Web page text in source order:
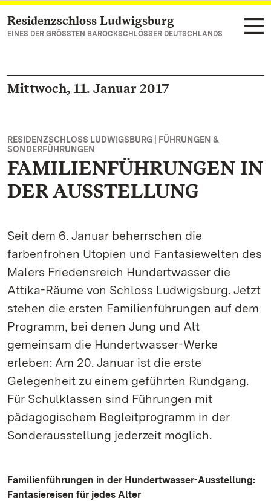
Zum Hauptinhalt springen
Residenzschloss Ludwigsburg
EINES DER GRÖSSTEN BAROCKSCHLÖSSER DEUTSCHLANDS
Mittwoch, 11. Januar 2017
RESIDENZSCHLOSS LUDWIGSBURG | FÜHRUNGEN &
SONDERFÜHRUNGEN
FAMILIENFÜHRUNGEN IN
DER AUSSTELLUNG
Seit dem 6. Januar beherrschen die
farbenfrohen Utopien und Fantasiewelten des
Malers Friedensreich Hundertwasser die
Attika-Räume von Schloss Ludwigsburg. Jetzt
stehen die ersten Familienführungen auf dem
Programm, bei denen Jung und Alt
gemeinsam die Hundertwasser-Werke
erleben: Am 20. Januar ist die erste
Gelegenheit zu einem geführten Rundgang.
Für Schulklassen sind Führungen mit
pädagogischem Begleitprogramm in der
Sonderausstellung jederzeit möglich.
Familienführungen in der Hundertwasser-Ausstellung:
Fantasiereisen für jedes Alter